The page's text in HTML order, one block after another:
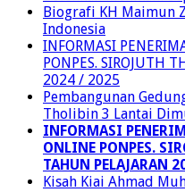
Bolehkah Menikahi
Biografi KH Maimun
Indonesia
INFORMASI
PONPES. SIROJUTH
2024 / 2025
Pembangunan
Tholibin 3 Lantai
INFORMASI
ONLINE PONPES.
TAHUN PELAJARAN